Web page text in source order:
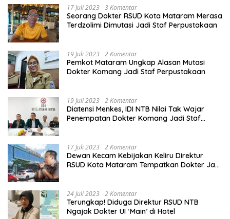
17 Juli 2023 3 Komentar
Seorang Dokter RSUD Kota Mataram Merasa
Terdzolimi Dimutasi Jadi Staf Perpustakaan
19 Juli 2023 2 Komentar
Pemkot Mataram Ungkap Alasan Mutasi
Dokter Komang Jadi Staf Perpustakaan
19 Juli 2023 2 Komentar
Diatensi Menkes, IDI NTB Nilai Tak Wajar
Penempatan Dokter Komang Jadi Staf
17 Juli 2023 2 Komentar
Dewan Kecam Kebijakan Keliru Direktur
RSUD Kota Mataram Tempatkan Dokter Jadi
24 Juli 2023 2 Komentar
Terungkap! Diduga Direktur RSUD NTB
Ngajak Dokter UI ‘Main’ di Hotel